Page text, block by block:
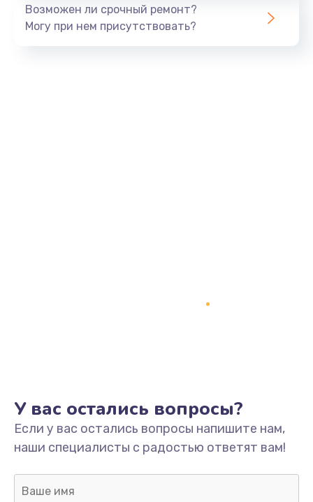
Возможен ли срочный ремонт?
Могу при нем присутствовать?
У вас остались вопросы?
Если у вас остались вопросы напишите нам,
наши специалисты с радостью ответят вам!